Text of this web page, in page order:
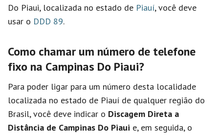
Do Piaui, localizada no estado de Piauí, você deve
usar o DDD 89.
Como chamar um número de telefone
fixo na Campinas Do Piaui?
Para poder ligar para um número desta localidade
localizada no estado de Piauí de qualquer região do
Brasil, você deve indicar o Discagem Direta a
Distância de Campinas Do Piaui e, em seguida, o